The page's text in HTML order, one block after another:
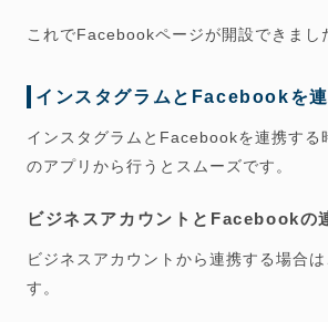
これでFacebookページが開設できまし
インスタグラムとFacebookを
インスタグラムとFacebookを連携する
のアプリ から行うとスムーズです。
ビジネスアカウントとFacebookの
ビジネスアカウントから連携する場合
す。